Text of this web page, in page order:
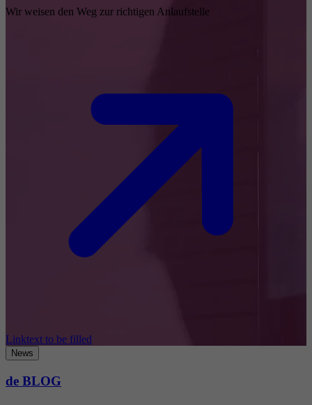
Wir weisen den Weg zur richtigen Anlaufstelle
Linktext to be filled
News
de BLOG